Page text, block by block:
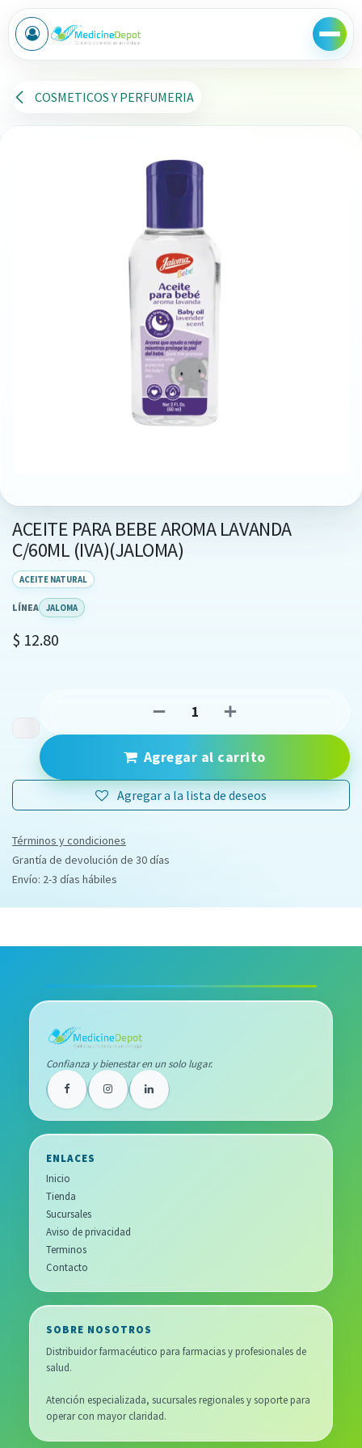
Ir al contenido
COSMETICOS Y PERFUMERIA
ACEITE PARA BEBE AROMA LAVANDA
C/60ML (IVA)(JALOMA)
ACEITE NATURAL
LÍNEA JALOMA
$ 12.80
Agregar al carrito
Agregar a la lista de deseos
Términos y condiciones
Grantía de devolución de 30 días
Envío: 2-3 días hábiles
Confianza y bienestar en un solo lugar.
ENLACES
Inicio
Tienda
Sucursales
Aviso de privacidad
Terminos
Contacto
SOBRE NOSOTROS
Distribuidor farmacéutico para farmacias y profesionales de
salud.
Atención especializada, sucursales regionales y soporte para
operar con mayor claridad.